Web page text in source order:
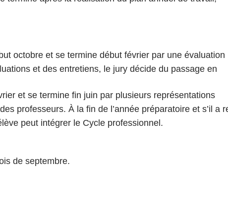
octobre et se termine début février par une évaluation
et des entretiens, le jury décide du passage en
et se termine fin juin par plusieurs représentations
professeurs. À la fin de l’année préparatoire et s’il a
peut intégrer le Cycle professionnel.
de septembre.